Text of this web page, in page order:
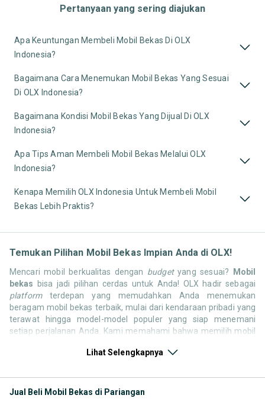
Pertanyaan yang sering diajukan
Apa Keuntungan Membeli Mobil Bekas Di OLX
Indonesia?
Bagaimana Cara Menemukan Mobil Bekas Yang Sesuai
Di OLX Indonesia?
Bagaimana Kondisi Mobil Bekas Yang Dijual Di OLX
Indonesia?
Apa Tips Aman Membeli Mobil Bekas Melalui OLX
Indonesia?
Kenapa Memilih OLX Indonesia Untuk Membeli Mobil
Bekas Lebih Praktis?
Temukan Pilihan Mobil Bekas Impian Anda di OLX!
Mencari mobil berkualitas dengan budgetyang sesuai? Mobil
bekas bisa jadi pilihan cerdas untuk Anda! OLX hadir sebagai
platformterdepan yang memudahkan Anda menemukan
beragam mobil bekas terbaik, mulai dari kendaraan pribadi yang
terawat hingga model-model populer yang siap menemani
setiap perjalanan Anda. Kami memahami bahwa memilih mobil
ribuan daftar dari penjual terpercaya di seluruh Indonesia.
dengan gaya hidup, kebutuhan, danbudgetAnda!
Memilih mobil bekas yang tepat tentu bukan perkara mudah.
Lihat Selengkapnya
Jual Beli Mobil Bekas di Pariangan